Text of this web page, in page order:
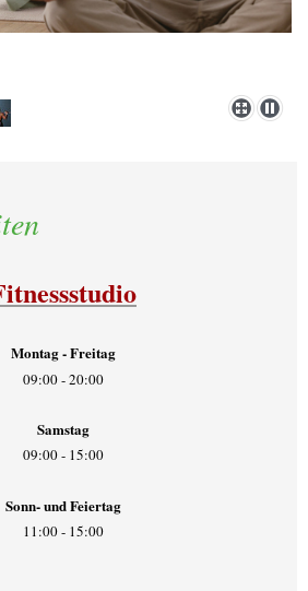
Montag - Freitag
09:00 - 20:00
Samstag
09:00 - 15:00
Sonn- und Feiertag
11:00 - 15:00